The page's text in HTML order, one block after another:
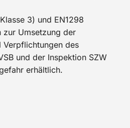
3) und EN1298
zur Umsetzung der
Verpflichtungen des
und der Inspektion SZW
erhältlich.